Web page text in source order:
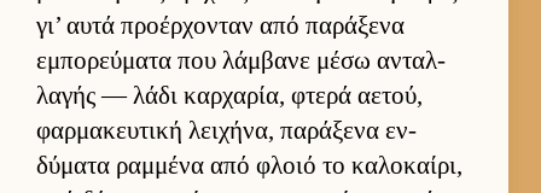
γι’ αυτά προέρ­χονταν από παράξενα
εμπορεύ­ματα που λάμ­βανε μέσω ανταλ­
λαγής — λάδι καρ­χαρία, φτερά αετού,
φαρ­μακευ­τική λει­χήνα, παράξενα εν­
δύματα ραμ­μένα από φλοιό το καλοκαί­ρι,